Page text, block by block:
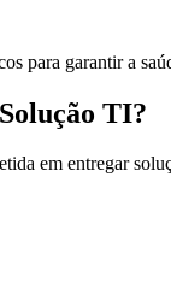
para garantir a
TI?
em entregar